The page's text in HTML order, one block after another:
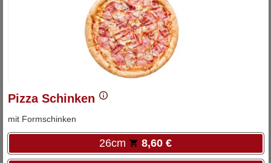
Pizza Schinken
mit Formschinken
26cm 8,60 €